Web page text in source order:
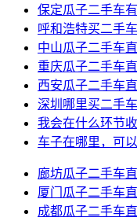
保定瓜子二手车
呼和浩特买二手
中山瓜子二手车
重庆瓜子二手车
西安瓜子二手车
深圳哪里买二手
我会在什么环节
车子在哪里，可
廊坊瓜子二手车
厦门瓜子二手车
成都瓜子二手车